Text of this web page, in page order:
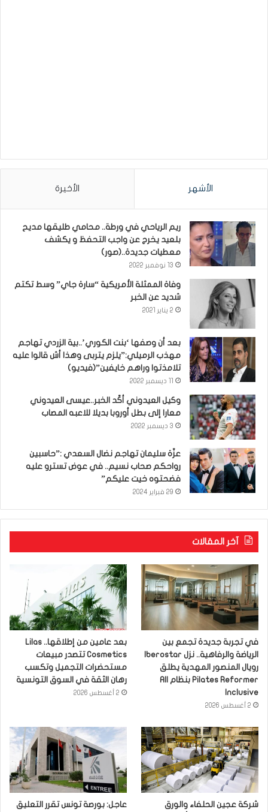
الأشهر الأخيرة
ريم الرياحي في ورطة.. محامي طليقها مديح
بلعيد يخرج عن واجب التحفظ و يكشف
معطيات جديدة..(صور)
13 نوفمبر 2022
وفاة الممثلة الأمريكية “سارة جاي” وسط تكتم
شديد عن الخبر
2 يناير 2021
بعد أن وصفها ‘بنت الكوري’..بية الزردي تهاجم
مهذب الرميلي:”يلزم يتربى وهذا أش قالوا عليه
تلامذتوا وراهم خايفين”(فيديو)
وكيل العيدوني أكّد الخبر..عيسى العيدوني
معارا إلى بطل أوروبا بديلا للاعبه المصاب
3 ديسمبر 2022
عزّة سليمان تهاجم نضال السعدي :”حاسبين
رواحكم صحاب نسيم.. في عوض تسترو عليه
فضحتوه خيت عليكم”
29 فبراير 2024
آخر المقالات
في تجربة جديدة تجمع بين
رويال المنصور المهدية يطلق
Pilates Reformer بنظام All
Inclusive
2 أغسطس 2026
بعد عامين من إطلاقها.. Lilas
Cosmetics تتصدر مبيعات
مستحضرات التجميل وتكسب
رهان الثقة في السوق التونسية
2 أغسطس 2026
شركة عجين الحلفاء والورق عاجل: بورصة تونس تقرر التعليق